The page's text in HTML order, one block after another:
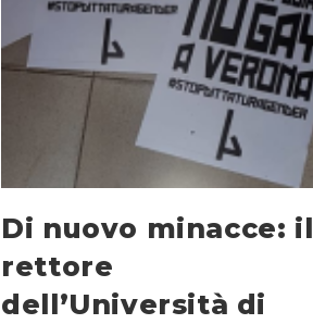
Di nuovo minacce: il
rettore
dell’Università di